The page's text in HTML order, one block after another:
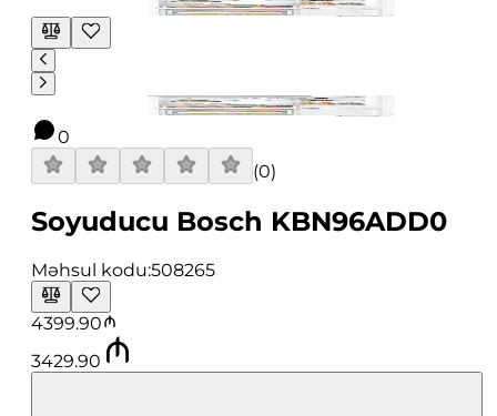
0
(0)
Soyuducu Bosch KBN96ADD0
Məhsul kodu:508265
4399.90
3429.90